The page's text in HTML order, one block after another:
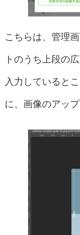
こちらは、管理
トのうち上段の
入力していると
に、画像のアッ